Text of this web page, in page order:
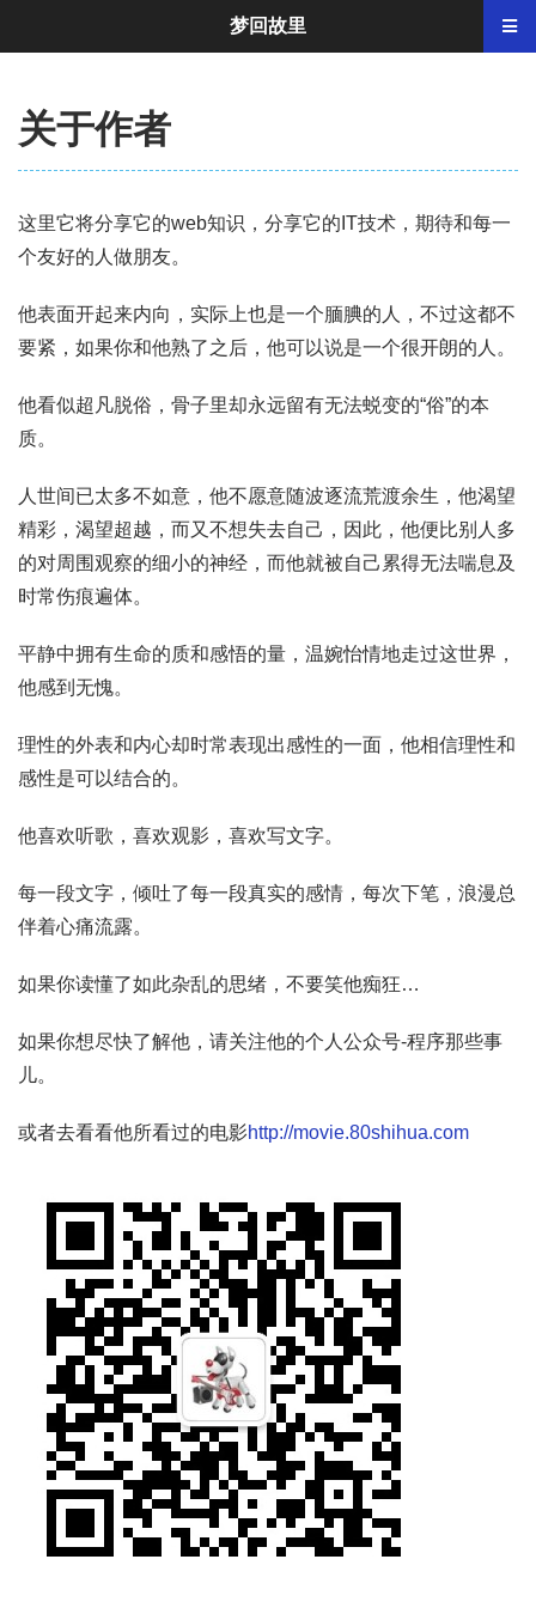
关于作者
这里它将分享它的web知识，分享它的IT技术，期待和每一
个友好的人做朋友。
他表面开起来内向，实际上也是一个腼腆的人，不过这都不
要紧，如果你和他熟了之后，他可以说是一个很开朗的人。
他看似超凡脱俗，骨子里却永远留有无法蜕变的“俗”的本
质。
人世间已太多不如意，他不愿意随波逐流荒渡余生，他渴望
精彩，渴望超越，而又不想失去自己，因此，他便比别人多
的对周围观察的细小的神经，而他就被自己累得无法喘息及
时常伤痕遍体。
平静中拥有生命的质和感悟的量，温婉怡情地走过这世界，
他感到无愧。
理性的外表和内心却时常表现出感性的一面，他相信理性和
感性是可以结合的。
他喜欢听歌，喜欢观影，喜欢写文字。
每一段文字，倾吐了每一段真实的感情，每次下笔，浪漫总
伴着心痛流露。
如果你读懂了如此杂乱的思绪，不要笑他痴狂…
如果你想尽快了解他，请关注他的个人公众号-程序那些事
儿。
或者去看看他所看过的电影http://movie.80shihua.com
梦回故里